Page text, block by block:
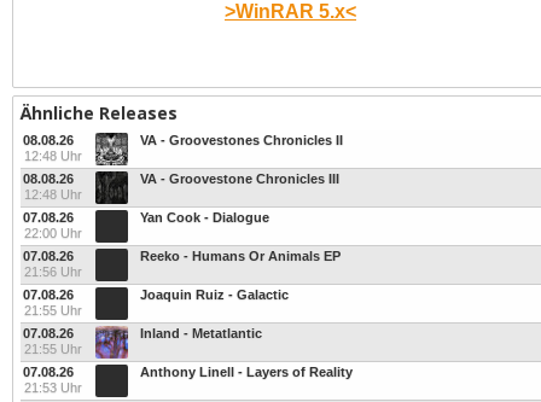
>WinRAR 5.x<
Ähnliche Releases
08.08.26
12:48 Uhr
VA - Groovestones Chronicles II
08.08.26
12:48 Uhr
VA - Groovestone Chronicles III
07.08.26
22:00 Uhr
Yan Cook - Dialogue
07.08.26
21:56 Uhr
Reeko - Humans Or Animals EP
07.08.26
21:55 Uhr
Joaquin Ruiz - Galactic
07.08.26
21:55 Uhr
Inland - Metatlantic
07.08.26
21:53 Uhr
Anthony Linell - Layers of Reality